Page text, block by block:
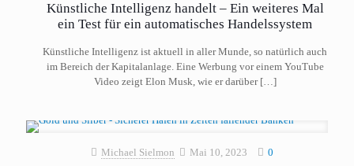
Künstliche Intelligenz handelt – Ein weiteres Mal
ein Test für ein automatisches Handelssystem
Künstliche Intelligenz ist aktuell in aller Munde, so natürlich auch
im Bereich der Kapitalanlage. Eine Werbung vor einem YouTube
Video zeigt Elon Musk, wie er darüber[…]
Michael Sielmon Mai 10, 2023 0